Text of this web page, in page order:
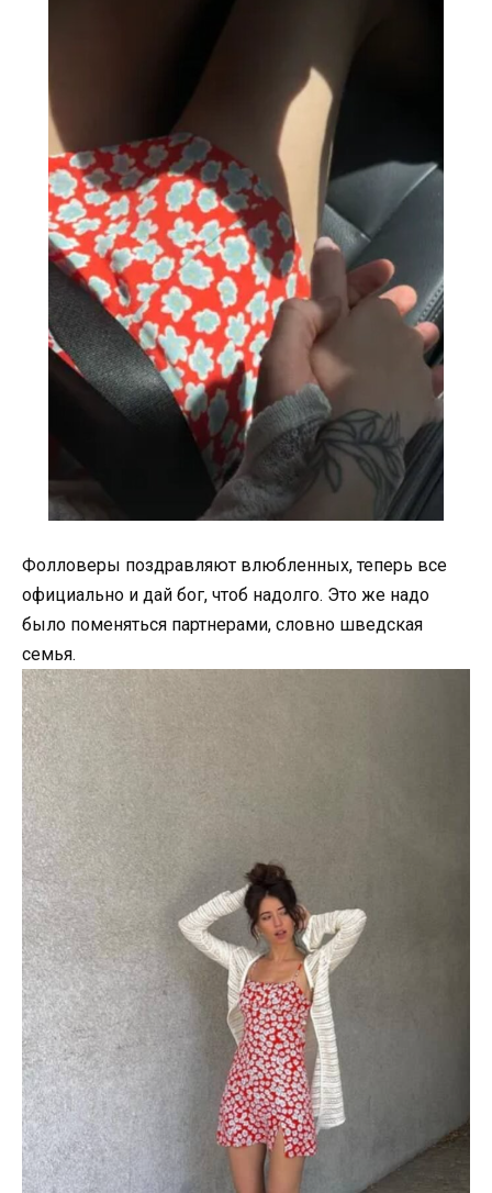
Фолловеры поздравляют влюбленных, теперь все
официально и дай бог, чтоб надолго. Это же надо
было поменяться партнерами, словно шведская
семья.